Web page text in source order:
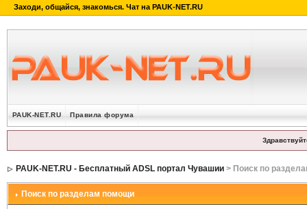
PAUK-NET.RU Правила форума
PAUK-NET.RU - Бесплатный ADSL портал Чувашии> Поиск по
Поиск по разделам помощи